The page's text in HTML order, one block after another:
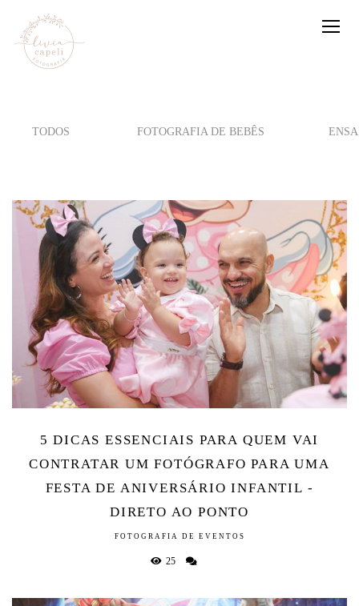
TODOS FOTOGRAFIA DE BEBÊS
5 DICAS ESSENCIAIS PARA QUEM VAI
CONTRATAR UM FOTÓGRAFO PARA UMA
FESTA DE ANIVERSÁRIO INFANTIL -
DIRETO AO PONTO
FOTOGRAFIA DE EVENTOS
25